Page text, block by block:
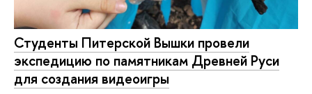
Студенты Питерской Вышки провели
экспедицию по памятникам Древней Руси
для создания видеоигры